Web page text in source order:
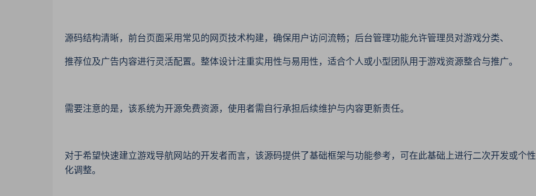
源码结构清晰，前台页面采用常见的网页技术构建，确保用户访问流畅；后台管理功能允许管理员对游戏分类、
推荐位及广告内容进行灵活配置。整体设计注重实用性与易用性，适合个人或小型团队用于游戏资源整合与推广。
需要注意的是，该系统为开源免费资源，使用者需自行承担后续维护与内容更新责任。
对于希望快速建立游戏导航网站的开发者而言，该源码提供了基础框架与功能参考，可在此基础上进行二次开发或个性
化调整。